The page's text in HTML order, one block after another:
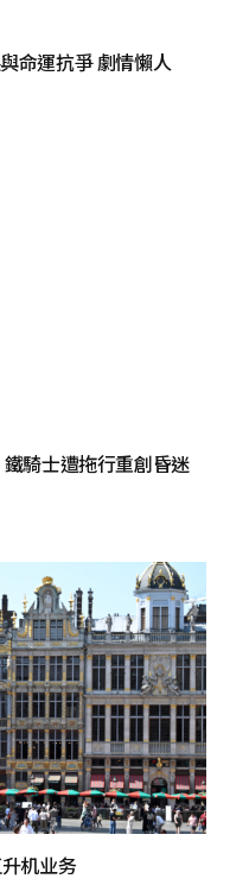
命運抗爭 劇情懶人
騎士遭拖行重創昏迷
机业务